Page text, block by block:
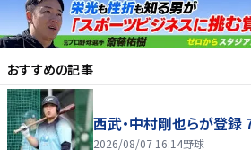
おすすめの記事
西武・中村剛也らが登録
2026/08/07 16:14野球